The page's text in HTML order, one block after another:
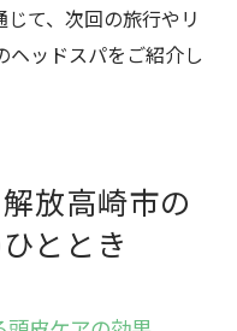
れる理由
する高崎市のヘッ
スパ心も体も癒さ
て、次回の旅行やリ
ヘッドスパをご紹介し
放高崎市の
ととき